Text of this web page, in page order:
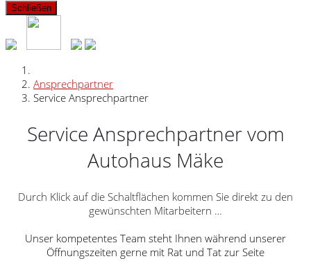
Schließen
Ansprechpartner
Service Ansprechpartner
Service Ansprechpartner vom
Autohaus Mäke
Durch Klick auf die Schaltflächen kommen Sie direkt zu den
gewünschten Mitarbeitern …
Unser kompetentes Team steht Ihnen während unserer
Öffnungszeiten gerne mit Rat und Tat zur Seite